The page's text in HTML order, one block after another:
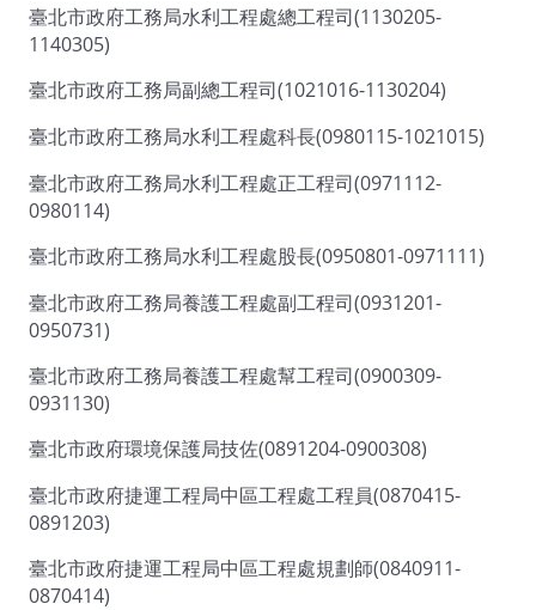
臺北市政府工務局水利工程處總工程司(1130205-
1140305)
臺北市政府工務局副總工程司(1021016-1130204)
臺北市政府工務局水利工程處科長(0980115-1021015)
臺北市政府工務局水利工程處正工程司(0971112-
0980114)
臺北市政府工務局水利工程處股長(0950801-0971111)
臺北市政府工務局養護工程處副工程司(0931201-
0950731)
臺北市政府工務局養護工程處幫工程司(0900309-
0931130)
臺北市政府環境保護局技佐(0891204-0900308)
臺北市政府捷運工程局中區工程處工程員(0870415-
0891203)
臺北市政府捷運工程局中區工程處規劃師(0840911-
0870414)